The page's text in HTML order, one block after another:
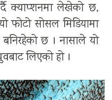
क्याप्शनमा लेखेको छ,
फोटो सोसल मिडियामा
छ । नासाले यो
लिएको हो ।